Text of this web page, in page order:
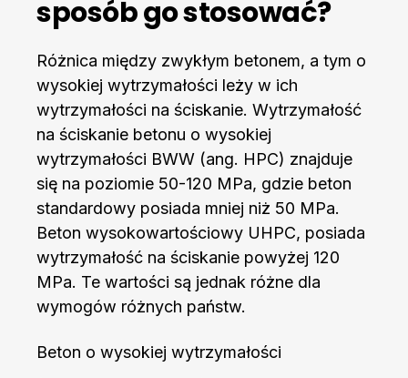
sposób go stosować?
Różnica między zwykłym betonem, a tym o
wysokiej wytrzymałości leży w ich
wytrzymałości na ściskanie. Wytrzymałość
na ściskanie betonu o wysokiej
wytrzymałości BWW (ang. HPC) znajduje
się na poziomie 50-120 MPa, gdzie beton
standardowy posiada mniej niż 50 MPa.
Beton wysokowartościowy UHPC, posiada
wytrzymałość na ściskanie powyżej 120
MPa. Te wartości są jednak różne dla
wymogów różnych państw.
Beton o wysokiej wytrzymałości